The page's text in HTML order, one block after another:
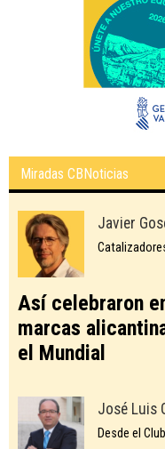
Miradas CBNoticias
Javier
Así celebraron
marcas
el Mundial
José Luis
Desde el